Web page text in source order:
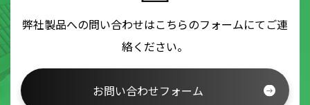
弊社製品への問い合わせはこちらのフォームにてご連
絡ください。
お問い合わせフォーム